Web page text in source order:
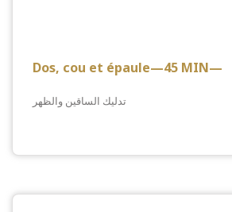
Dos, cou et épaule—45 MIN—
تدليك الساقين والظهر